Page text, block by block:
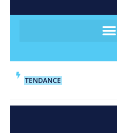
TENDANCE